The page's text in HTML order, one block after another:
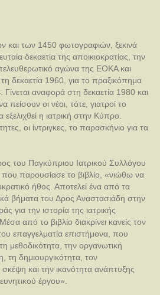
και των 1450 φωτογραφιών, ξεκινά
δεκαετία της αποικιοκρατίας, την
αγώνα της ΕΟΚΑ και
τη δεκαετία 1960, για το πραξικόπημα
Γίνεται αναφορά στη δεκαετία 1980 και
οι νέοι, τότε, γιατροί το
εξελιχθεί η ιατρική στην Κύπρο.
οι ίντριγκες, το παρασκήνιο για τα
του Παγκύπριου Ιατρικού Συλλόγου
παρουσίασε το βιβλίο, «νιώθω να
ήθος. Αποτελεί ένα από τα
βήματα του Δρος Αναστασιάδη στην
για την ιστορία της ιατρικής
από το βιβλίο διακρίνει κανείς τον
επαγγελματία επιστήμονα, που
μεθοδικότητα, την οργανωτική
τη δημιουργικότητα, τον
σκέψη και την ικανότητα ανάπτυξης
έργου».